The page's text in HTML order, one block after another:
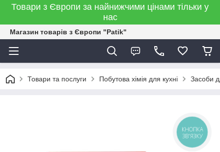
Товари з Європи за найнижчими цінами тільки у
нас
Магазин товарів з Європи "Patik"
Товари та послуги Побутова хімія для кухні Засоби
КНОПКА
ЗВ'ЯЗКУ